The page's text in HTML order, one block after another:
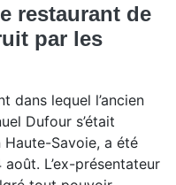
restaurant de
par les
dans lequel l’ancien
Dufour s’était
Savoie, a été
L’ex-présentateur